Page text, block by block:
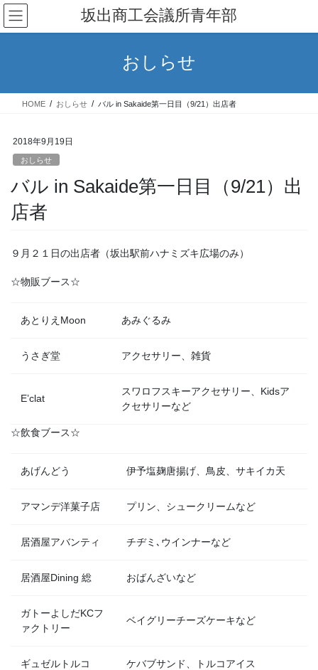
コ
ン
テ
ス
ナ
ビ
ゲ
ン
坂出商工会議所青年部
おしらせ
HOME おしらせ バル in Sakaide第一日目（9/21）出店者
2018年9月19日
おしらせ
バル in Sakaide第一日目（9/21）出
店者
９月２１日の出店者（坂出駅前ハナミズキ広場のみ）
☆物販ブース☆
あとりえMoon あみぐるみ
うさぎ堂 アクセサリー、雑貨
E’clat
スワロフスキーアクセサリー、Kidsア
クセサリーなど
☆飲食ブース☆
あげんどう 伊予塩麹唐揚げ、鳥皮、サキイカ天
アマンデ洋菓子店 プリン、シュークリームなど
居酒屋アバンティ チヂミ､ウインナーなど
居酒屋Dining 総 おばんざいなど
ガトーよしだKCフ
ァクトリー
ベイグリーチーズケーキなど
ギュゼルトルコ ケバブサンド、トルコアイス